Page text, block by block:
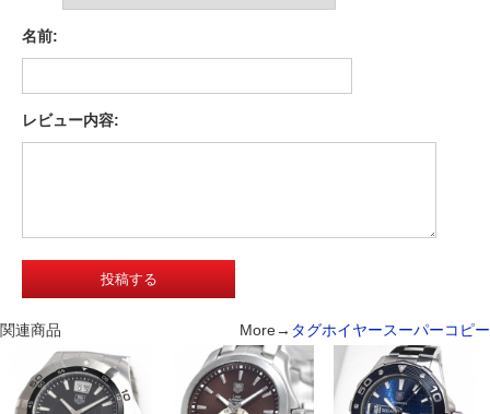
名前:
レビュー内容:
関連商品 More→ タグホイヤースーパーコピー